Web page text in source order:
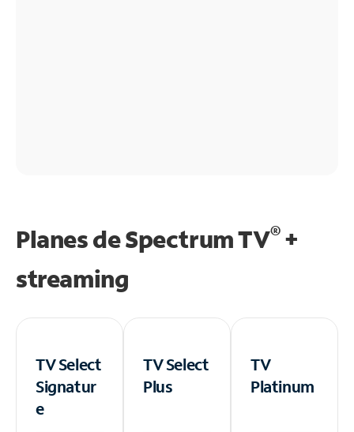
Planes de Spectrum TV®+
streaming
TV Select
Signatur
e
TV Select
Plus
TV
Platinum